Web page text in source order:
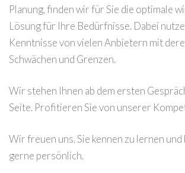
Planung, finden wir für Sie die optimale
Lösung für Ihre Bedürfnisse. Dabei
Kenntnisse von vielen Anbietern mit
Schwächen und Grenzen.
Wir stehen Ihnen ab dem ersten
Seite. Profitieren Sie von unserer
Wir freuen uns, Sie kennen zu lernen und
gerne persönlich.